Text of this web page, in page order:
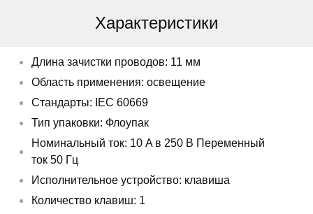
Характеристики
Длина зачистки проводов: 11 мм
Область применения: освещение
Стандарты: IEC 60669
Тип упаковки: Флоупак
Номинальный ток: 10 A в 250 В Переменный
ток 50 Гц
Исполнительное устройство: клавиша
Количество клавиш: 1